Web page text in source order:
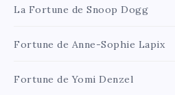
La Fortune de Snoop Dogg
Fortune de Anne-Sophie Lapix
Fortune de Yomi Denzel